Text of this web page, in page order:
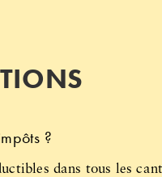
?
dans tous les